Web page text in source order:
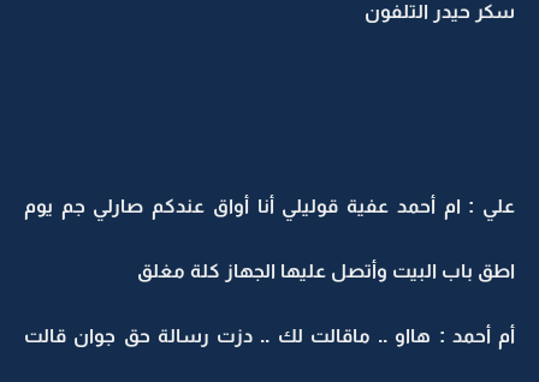
سكر حيدر التلفون
علي : ام أحمد عفية قوليلي أنا أواق عندكم صارلي جم يوم
اطق باب البيت وأتصل عليها الجهاز كلة مغلق
أم أحمد : هااو .. ماقالت لك .. دزت رسالة حق جوان قالت